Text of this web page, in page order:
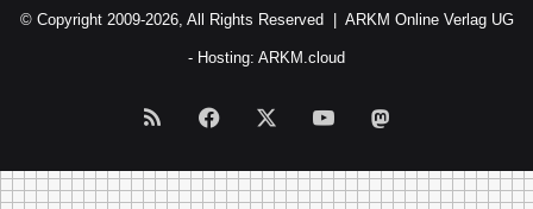
© Copyright 2009-2026, All Rights Reserved | ARKM Online Verlag UG
- Hosting: ARKM.cloud
RSS Facebook YouTube